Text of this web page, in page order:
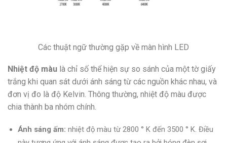
Các thuật ngữ thường gặp về màn hình LED
Nhiệt độ màu là chỉ số thể hiện sự so sánh của một tờ giấy
trắng khi quan sát dưới ánh sáng từ các nguồn khác nhau, và
đơn vị đo là độ Kelvin. Thông thường, nhiệt độ màu được
chia thành ba nhóm chính.
Ánh sáng ấm: nhiệt độ màu từ 2800 ° K đến 3500 ° K. Điều